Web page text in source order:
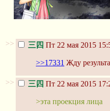
>> 三四 Пт 22 мая 2015
>>17331 Жду
>> 三四 Пт 22 мая 2015
>эта проекция лица